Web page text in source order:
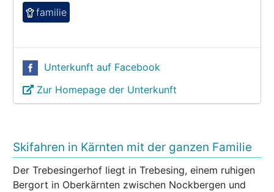
familie
Unterkunft auf Facebook
Zur Homepage der Unterkunft
Skifahren in Kärnten mit der ganzen Familie
Der Trebesingerhof liegt in Trebesing, einem ruhigen
Bergort in Oberkärnten zwischen Nockbergen und